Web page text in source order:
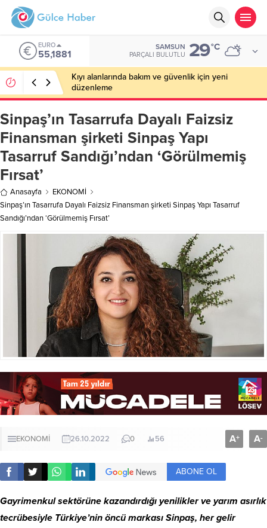
EURO
55,1881
SAMSUN
PARÇALI BULUTLU 29°C
Kıyı alanlarında bakım ve güvenlik için yeni
düzenleme
Sinpaş’ın Tasarrufa Dayalı Faizsiz
Finansman şirketi Sinpaş Yapı
Tasarruf Sandığı’ndan ‘Görülmemiş
Fırsat’
Anasayfa
EKONOMİ
Sinpaş’ın Tasarrufa Dayalı Faizsiz Finansman şirketi Sinpaş Yapı Tasarruf
Sandığı’ndan ‘Görülmemiş Fırsat’
EKONOMİ 26.10.2022 0 56 A+ A-
ABONE OL
Gayrimenkul sektörüne kazandırdığı yenilikler ve yarım asırlık
tecrübesiyle Türkiye’nin öncü markası Sinpaş, her gelir